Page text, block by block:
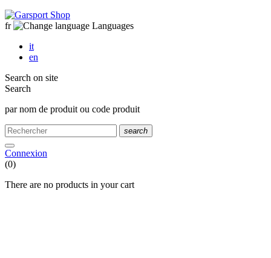
fr
Languages
it
en
Search on site
Search
par nom de produit ou code produit
search
Connexion
(0)
There are no products in your cart